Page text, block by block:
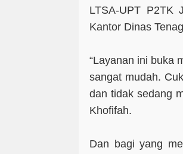
LTSA-UPT P2TK
Kantor Dinas
“Layanan ini buka
sangat mudah.
dan tidak sedang
Khofifah.
Dan bagi yang